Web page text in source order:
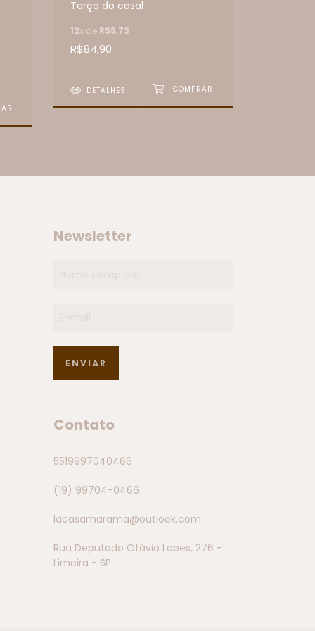
Terço do casal
12x de R$8,73
R$84,90
DETALHES
Newsletter
Contato
5519997040466
(19) 99704-0466
lacasamarama@outlook.com
Rua Deputado Otávio Lopes, 276 -
Limeira - SP